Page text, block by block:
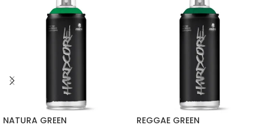
NATURA GREEN REGGAE GREEN